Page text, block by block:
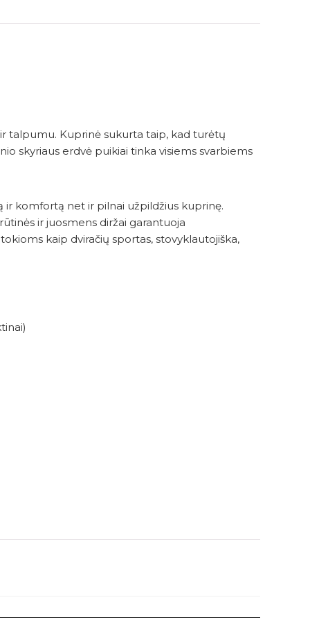
talpumu. Kuprinė sukurta taip, kad turėtų
skyriaus erdvė puikiai tinka visiems svarbiems
ir komfortą net ir pilnai užpildžius kuprinę.
ir juosmens diržai garantuoja
kaip dviračių sportas, stovyklautojiška,